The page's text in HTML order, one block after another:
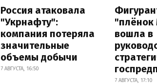
Россия атаковала
"Укрнафту":
компания потеряла
значительные
объемы добычи
7 АВГУСТА, 16:50
вошла в
7 АВГУСТА, 17:10